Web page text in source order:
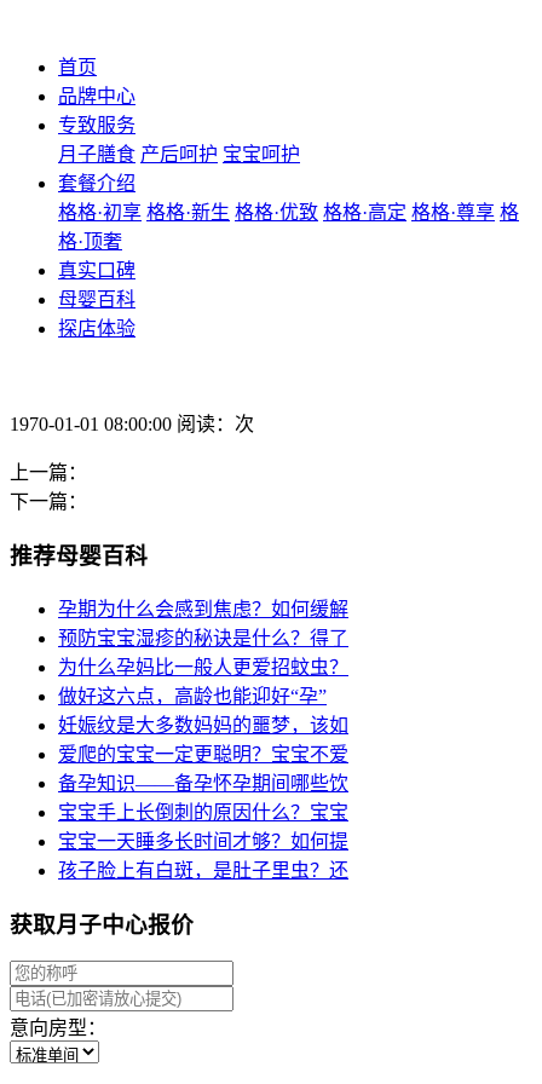
首页
品牌中心
专致服务
月子膳食 产后呵护 宝宝呵护
套餐介绍
格格·初享 格格·新生 格格·优致 格格·高定 格格·尊享 格
格·顶奢
真实口碑
母婴百科
探店体验
1970-01-01 08:00:00 阅读：次
上一篇：
下一篇：
推荐母婴百科
孕期为什么会感到焦虑？如何缓解
预防宝宝湿疹的秘诀是什么？得了
为什么孕妈比一般人更爱招蚊虫？
做好这六点，高龄也能迎好“孕”
妊娠纹是大多数妈妈的噩梦，该如
爱爬的宝宝一定更聪明？宝宝不爱
备孕知识——备孕怀孕期间哪些饮
宝宝手上长倒刺的原因什么？宝宝
宝宝一天睡多长时间才够？如何提
孩子脸上有白斑，是肚子里虫？还
获取月子中心报价
意向房型：